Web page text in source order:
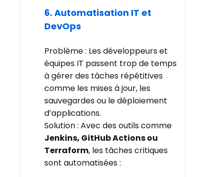
6. Automatisation IT et
DevOps
Problème : Les développeurs et
équipes IT passent trop de temps
à gérer des tâches répétitives
comme les mises à jour, les
sauvegardes ou le déploiement
d’applications.
Solution : Avec des outils comme
Jenkins, GitHub Actions ou
Terraform, les tâches critiques
sont automatisées :